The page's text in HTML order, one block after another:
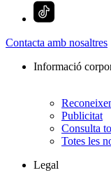
Contacta amb nosaltres
Informació
Publicitat
Consulta
Totes les
Legal